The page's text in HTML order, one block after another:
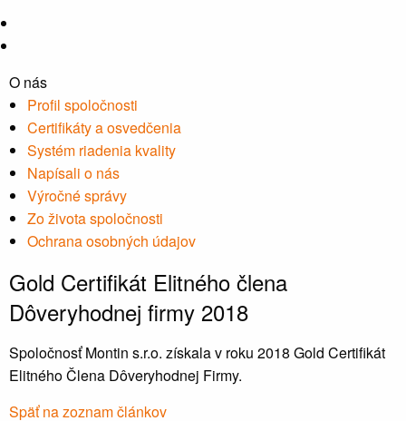
O nás
Profil spoločnosti
Certifikáty a osvedčenia
Systém riadenia kvality
Napísali o nás
Výročné správy
Zo života spoločnosti
Ochrana osobných údajov
Gold Certifikát Elitného člena
Dôveryhodnej firmy 2018
Spoločnosť Montin s.r.o. získala v roku 2018 Gold Certifikát
Elitného Člena Dôveryhodnej Firmy.
Späť na zoznam článkov